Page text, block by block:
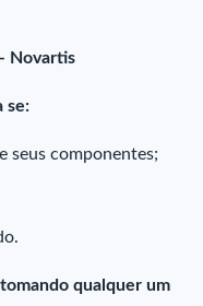
Novartis
se:
seus componentes;
qualquer um